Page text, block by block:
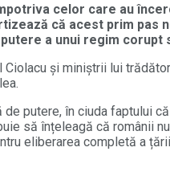
celor care au
că acest prim pas
a unui regim corupt
și miniștrii lui
putere, în ciuda faptului
să înțeleagă că românii
eliberarea completă a